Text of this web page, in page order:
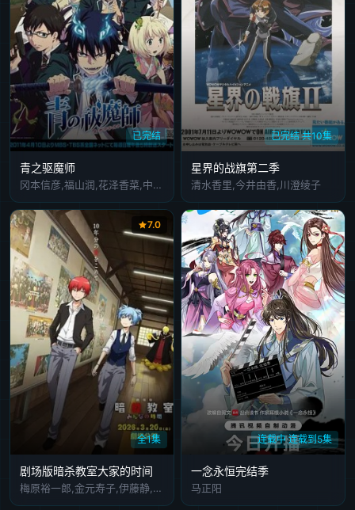
已完结
青之驱魔师
冈本信彦,福山润,花泽香菜,中井和哉,游佐浩二,梶裕贵,喜多村英梨,佐藤利奈,置鲇龙太郎,神谷浩史,柿原彻也,藤原启治
已完结 共10集
星界的战旗第二季
清水香里,今井由香,川澄绫子
全1集
7.0
剧场版暗杀教室大家的时间
梅原裕一郎,金元寿子,伊藤静,绪方惠美,福山润,高桥伸也,铃代纱弓,稻田彻,山口胜平,矢作纱友里,东地宏树,渊上舞,植田佳奈,沼仓爱美,浅沼晋太郎,佐藤聪美,杉田智和,冈本信彦,藤田咲,井上喜久子,山谷祥生,木村昴,诹访彩花,洲崎绫,山路和弘,逢坂良太,间岛淳司,水岛大宙,田中美海,宫下荣治,河原木志穗,内藤玲,日野未步,斋藤枫子,松浦千惠,金泽舞,下妻由幸,原泽晃绮,川边骏
连载中 连载到5集
一念永恒完结季
马正阳